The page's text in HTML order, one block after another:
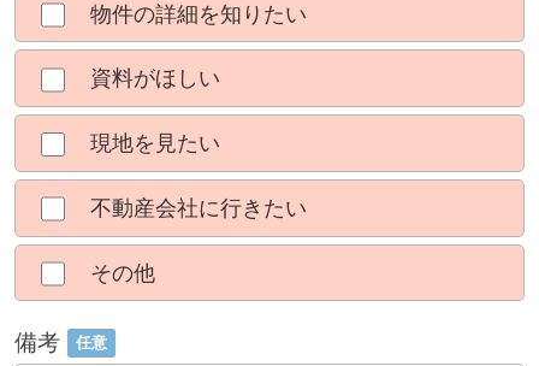
物件の詳細を知りたい
資料がほしい
現地を見たい
不動産会社に行きたい
その他
備考 任意